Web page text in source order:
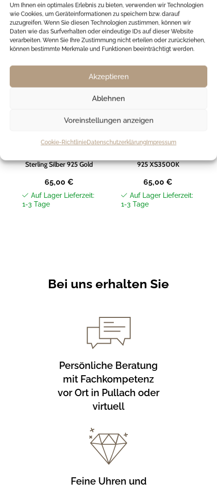
Um Ihnen ein optimales Erlebnis zu bieten, verwenden wir Technologien
wie Cookies, um Geräteinformationen zu speichern bzw. darauf
zuzugreifen. Wenn Sie diesen Technologien zustimmen, können wir
Daten wie das Surfverhalten oder eindeutige IDs auf dieser Website
verarbeiten. Wenn Sie Ihre Zustimmung nicht erteilen oder zurückziehen,
können bestimmte Merkmale und Funktionen beeinträchtigt werden.
Akzeptieren
Ablehnen
Voreinstellungen anzeigen
Cookie-RichtlinieDatenschutzerklärungImpressum
Kunden haben sich
ebenfalls angesehen
Xenox XS3522GK
Sterling Silber 925 Gold
65,00 €
Auf Lager Lieferzeit:
1-3 Tage
Xenox Schutzengel
925 XS3500K
65,00 €
Auf Lager Lieferzeit:
1-3 Tage
Bei uns erhalten Sie
Persönliche Beratung
mit Fachkompetenz
vor Ort in Pullach oder
virtuell
Feine Uhren und